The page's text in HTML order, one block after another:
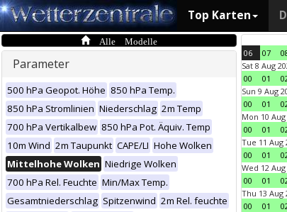
Top Karten
Alle Modelle
Parameter
500 hPa Geopot. Höhe 850 hPa Temp.
850 hPa Stromlinien Niederschlag 2m Temp
700 hPa Vertikalbew 850 hPa Pot. Äquiv. Temp
10m Wind 2m Taupunkt CAPE/LI Hohe Wolken
Mittelhohe Wolken Niedrige Wolken
700 hPa Rel. Feuchte Min/Max Temp.
Gesamtniederschlag Spitzenwind 2m Rel. feuchte
06 07
Sat 8 Aug
00
01
Sun 9 Aug
00
01
Mon 10 Aug
00
01
Tue 11 Aug
00
01
Wed 12 Aug
00
01
Thu 13 Aug
00
01